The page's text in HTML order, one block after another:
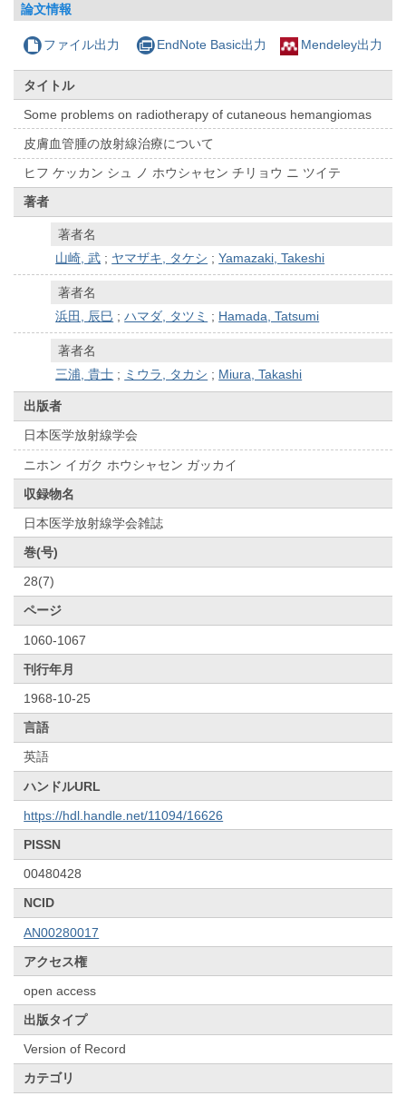
論文情報
ファイル出力 EndNote Basic出力 Mendeley出力
タイトル
Some problems on radiotherapy of cutaneous hemangiomas
皮膚血管腫の放射線治療について
ヒフ ケッカン シュ ノ ホウシャセン チリョウ ニ ツイテ
著者
著者名
山崎, 武 ; ヤマザキ, タケシ ;Yamazaki, Takeshi
著者名
浜田, 辰巳 ;ハマダ, タツミ ; Hamada, Tatsumi
著者名
三浦, 貴士 ; ミウラ, タカシ ; Miura, Takashi
出版者
日本医学放射線学会
ニホン イガク ホウシャセン ガッカイ
収録物名
日本医学放射線学会雑誌
巻(号)
28(7)
ページ
1060-1067
刊行年月
1968-10-25
言語
英語
ハンドルURL
https://hdl.handle.net/11094/16626
PISSN
00480428
NCID
AN00280017
アクセス権
open access
出版タイプ
Version of Record
カテゴリ